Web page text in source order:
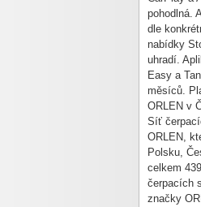
pohodlná.
dle
nabídky
uhradí.
Easy a
měsíců.
ORLEN v
Síť
ORLEN,
Polsku,
celkem
čerpacích
značky